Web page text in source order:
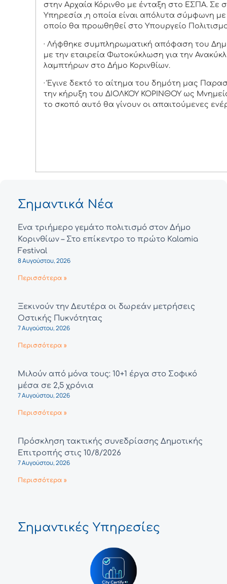
στην Αρχαία Κόρινθο με ένταξη στο ΕΣΠΑ. Σε
Υπηρεσία ,η οποία είναι απόλυτα σύμφωνη
οποίο θα προωθηθεί στο Υπουργείο
· Λήφθηκε συμπληρωματική απόφαση του
με την εταιρεία Φωτοκύκλωση για την
λαμπτήρων στο Δήμο Κορινθίων.
· Έγινε δεκτό το αίτημα του δημότη μας
την κήρυξη του ΔΙΟΛΚΟΥ ΚΟΡΙΝΘΟΥ ως
το σκοπό αυτό θα γίνουν οι απαιτούμενες
Σημαντικά Νέα
Ένα τριήμερο γεμάτο πολιτισμό στον Δήμο
Κορινθίων – Στο επίκεντρο το πρώτο Kalamia
Festival
8 Αυγούστου, 2026
Περισσότερα »
Ξεκινούν την Δευτέρα οι δωρεάν μετρήσεις
Οστικής Πυκνότητας
7 Αυγούστου, 2026
Περισσότερα »
Μιλούν από μόνα τους: 10+1 έργα στο Σοφικό
μέσα σε 2,5 χρόνια
7 Αυγούστου, 2026
Περισσότερα »
Πρόσκληση τακτικής συνεδρίασης Δημοτικής
Επιτροπής στις 10/8/2026
7 Αυγούστου, 2026
Περισσότερα »
Σημαντικές Υπηρεσίες